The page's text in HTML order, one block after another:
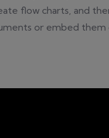
flow charts, and
or embed them